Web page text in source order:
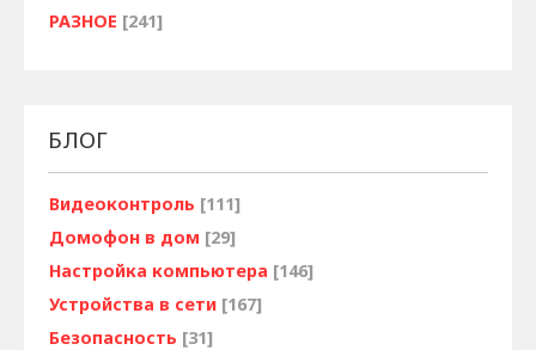
РАЗНОЕ [241]
БЛОГ
Видеоконтроль [111]
Домофон в дом [29]
Настройка компьютера [146]
Устройства в сети [167]
Безопасность [31]